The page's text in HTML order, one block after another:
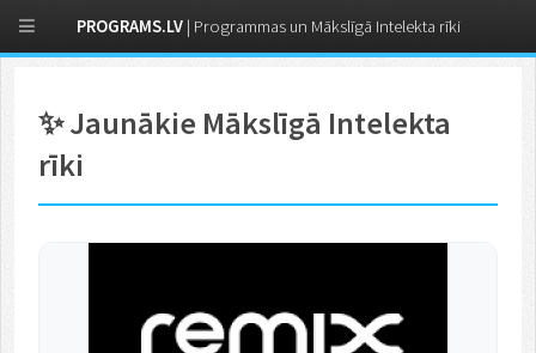
✨ Jaunākie Mākslīgā Intelekta
rīki
PROGRAMS.LV | Programmas un Mākslīgā Intelekta rīki